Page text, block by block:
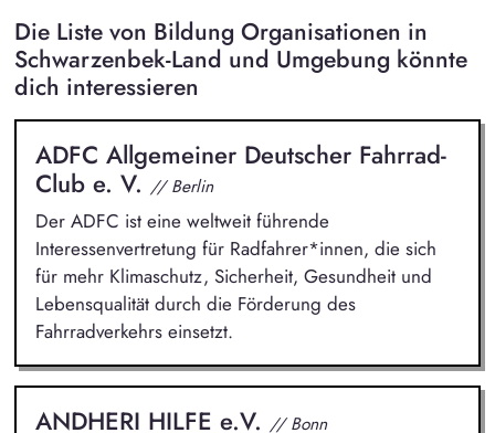
Die Liste von Bildung Organisationen in
Schwarzenbek-Land und Umgebung könnte
dich interessieren
ADFC Allgemeiner Deutscher Fahrrad-
Club e. V. // Berlin
Der ADFC ist eine weltweit führende
Interessenvertretung für Radfahrer*innen, die sich
für mehr Klimaschutz, Sicherheit, Gesundheit und
Lebensqualität durch die Förderung des
Fahrradverkehrs einsetzt.
ANDHERI HILFE e.V. // Bonn